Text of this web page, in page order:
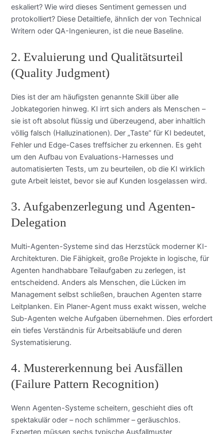
eskaliert? Wie wird dieses Sentiment gemessen und
protokolliert? Diese Detailtiefe, ähnlich der von Technical
Writern oder QA-Ingenieuren, ist die neue Baseline.
2. Evaluierung und Qualitätsurteil
(Quality Judgment)
Dies ist der am häufigsten genannte Skill über alle
Jobkategorien hinweg. KI irrt sich anders als Menschen –
sie ist oft absolut flüssig und überzeugend, aber inhaltlich
völlig falsch (Halluzinationen). Der „Taste“ für KI bedeutet,
Fehler und Edge-Cases treffsicher zu erkennen. Es geht
um den Aufbau von Evaluations-Harnesses und
automatisierten Tests, um zu beurteilen, ob die KI wirklich
gute Arbeit leistet, bevor sie auf Kunden losgelassen wird.
3. Aufgabenzerlegung und Agenten-
Delegation
Multi-Agenten-Systeme sind das Herzstück moderner KI-
Architekturen. Die Fähigkeit, große Projekte in logische, für
Agenten handhabbare Teilaufgaben zu zerlegen, ist
entscheidend. Anders als Menschen, die Lücken im
Management selbst schließen, brauchen Agenten starre
Leitplanken. Ein Planer-Agent muss exakt wissen, welche
Sub-Agenten welche Aufgaben übernehmen. Dies erfordert
ein tiefes Verständnis für Arbeitsabläufe und deren
Systematisierung.
4. Mustererkennung bei Ausfällen
(Failure Pattern Recognition)
Wenn Agenten-Systeme scheitern, geschieht dies oft
spektakulär oder – noch schlimmer – geräuschlos.
Experten müssen sechs typische Ausfallmuster